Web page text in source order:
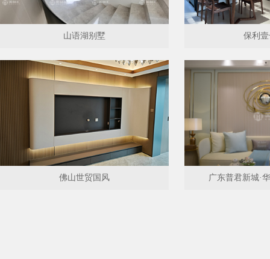
山语湖别墅 保利
佛山世贸国风 广东普君新城·